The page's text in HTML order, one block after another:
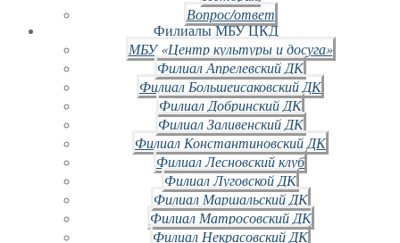
Вопрос/ответ
Филиалы МБУ ЦКД
МБУ «Центр культуры и досуга»
Филиал Апрелевский ДК
Филиал Большеисаковский ДК
Филиал Добринский ДК
Филиал Заливенский ДК
Филиал Константиновский ДК
Филиал Лесновский клуб
Филиал Луговской ДК
Филиал Маршальский ДК
Филиал Матросовский ДК
Филиал Некрасовский ДК